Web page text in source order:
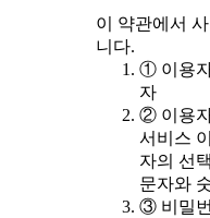
이 약관에서
니다.
① 이용
자
② 이용
서비스
자의 선
문자와
③ 비밀